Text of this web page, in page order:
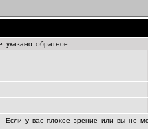
указано обратное
Если у вас плохое зрение или вы не